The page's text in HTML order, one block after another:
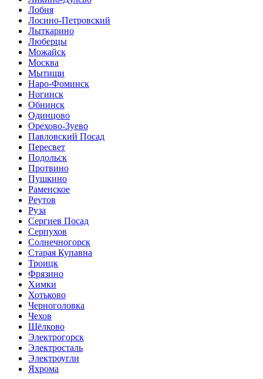
Лобня
Лосино-Петровский
Лыткарино
Люберцы
Можайск
Москва
Мытищи
Наро-Фоминск
Ногинск
Обнинск
Одинцово
Орехово-Зуево
Павловский Посад
Пересвет
Подольск
Протвино
Пушкино
Раменское
Реутов
Руза
Сергиев Посад
Серпухов
Солнечногорск
Старая Купавна
Троицк
Фрязино
Химки
Хотьково
Черноголовка
Чехов
Щёлково
Электрогорск
Электросталь
Электроугли
Яхрома